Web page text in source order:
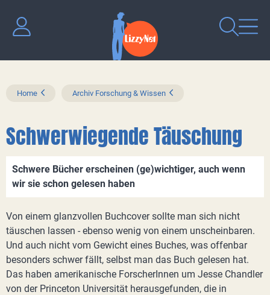
Home Archiv Forschung & Wissen
Schwerwiegende Täuschung
Schwere Bücher erscheinen (ge)wichtiger, auch wenn
wir sie schon gelesen haben
Von einem glanzvollen Buchcover sollte man sich nicht
täuschen lassen - ebenso wenig von einem unscheinbaren.
Und auch nicht vom Gewicht eines Buches, was offenbar
besonders schwer fällt, selbst man das Buch gelesen hat.
Das haben amerikanische ForscherInnen um Jesse Chandler
von der Princeton Universität herausgefunden, die in